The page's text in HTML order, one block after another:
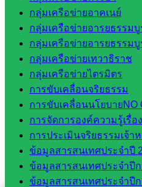
กลุ่มเครือข่ายอาคเนย์
กลุ่มเครือข่ายอารยธรรมบู
กลุ่มเครือข่ายอารยธรรม
กลุ่มเครือข่ายเทวาธิราช
กลุ่มเครือข่ายไตรมิตร
การขับเคลื่อนจริยธรรม
การขับเคลื่อนนโยบาย
การจัดการองค์ความรู้เรื่อ
การประเมินจริยธรรมเจ้า
ข้อมูลสารสนเทศประจำปี
ข้อมูลสารสนเทศประจำปี
ข้อมูลสารสนเทศประจำปี
Line
Tel 037-232263:
Messenger
Facebook